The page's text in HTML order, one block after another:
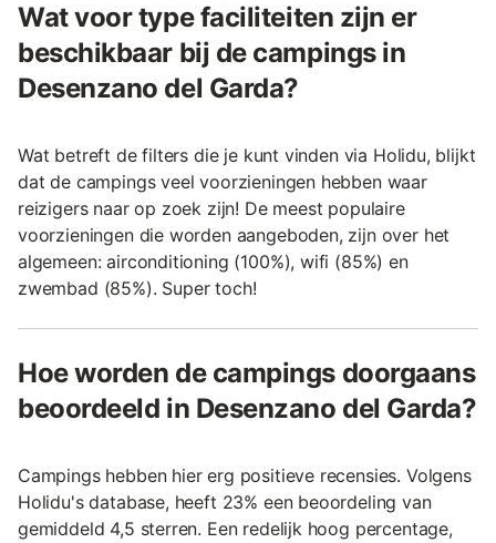
Wat voor type faciliteiten zijn er
beschikbaar bij de campings in
Desenzano del Garda?
Wat betreft de filters die je kunt vinden via Holidu, blijkt
dat de campings veel voorzieningen hebben waar
reizigers naar op zoek zijn! De meest populaire
voorzieningen die worden aangeboden, zijn over het
algemeen: airconditioning (100%), wifi (85%) en
zwembad (85%). Super toch!
Hoe worden de campings doorgaans
beoordeeld in Desenzano del Garda?
Campings hebben hier erg positieve recensies. Volgens
Holidu's database, heeft 23% een beoordeling van
gemiddeld 4,5 sterren. Een redelijk hoog percentage,